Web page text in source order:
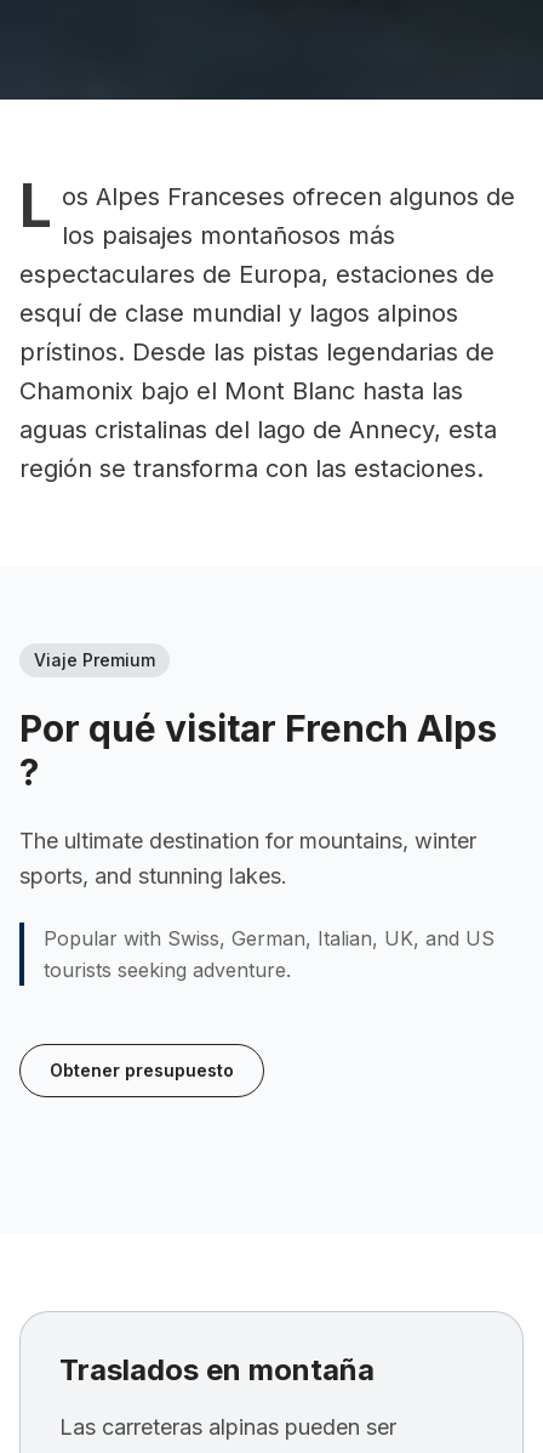
L os Alpes Franceses ofrecen algunos de
los paisajes montañosos más
espectaculares de Europa, estaciones de
esquí de clase mundial y lagos alpinos
prístinos. Desde las pistas legendarias de
Chamonix bajo el Mont Blanc hasta las
aguas cristalinas del lago de Annecy, esta
región se transforma con las estaciones.
Viaje Premium
Por qué visitar French Alps
?
The ultimate destination for mountains, winter
sports, and stunning lakes.
Popular with Swiss, German, Italian, UK, and US
tourists seeking adventure.
Obtener presupuesto
Traslados en montaña
Las carreteras alpinas pueden ser